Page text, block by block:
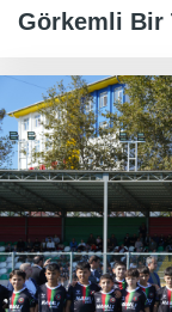
Görkemli Bir